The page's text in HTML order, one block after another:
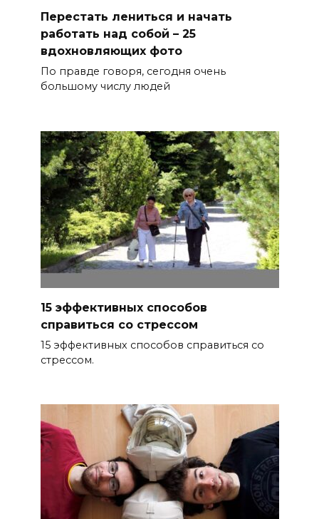
Перестать лениться и начать
работать над собой – 25
вдохновляющих фото
По правде говоря, сегодня очень
большому числу людей
15 эффективных способов
справиться со стрессом
15 эффективных способов справиться со
стрессом.